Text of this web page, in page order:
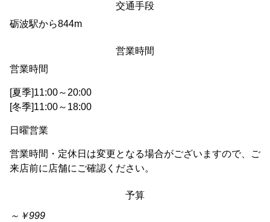
交通手段
砺波駅から844m
営業時間
営業時間
[夏季]11:00～20:00
[冬季]11:00～18:00
日曜営業
営業時間・定休日は変更となる場合がございますので、ご
来店前に店舗にご確認ください。
予算
～￥999